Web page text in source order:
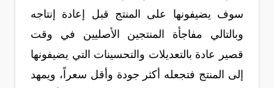
سوف يضيفونها على المنتج قبل إعادة إنتاجه
وبالتالي مفاجأة المنتجين الأصليين في وقت
قصير عادة بالتعديلات والتحسينات التي يضيفونها
إلى المنتج فتجعله أكثر جودة وأقل سعراً، ويمهد